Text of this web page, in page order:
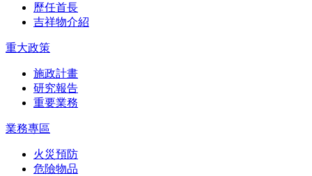
歷任首長
吉祥物介紹
重大政策
施政計畫
研究報告
重要業務
業務專區
火災預防
危險物品